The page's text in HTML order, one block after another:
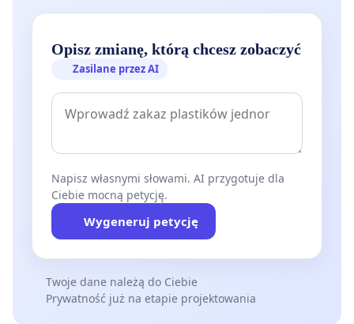
Opisz zmianę, którą chcesz zobaczyć
Zasilane przez AI
Napisz własnymi słowami. AI przygotuje dla
Ciebie mocną petycję.
Wygeneruj petycję
Twoje dane należą do Ciebie
Prywatność już na etapie projektowania